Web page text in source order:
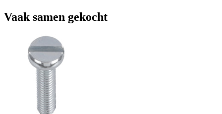
Vaak samen gekocht